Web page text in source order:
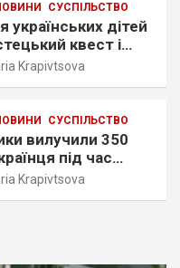
СУСПІЛЬСТВО
українських дітей
квест і
Дати та
Krapivtsova
СУСПІЛЬСТВО
вилучили 350
під час
Штутгарт-
Krapivtsova